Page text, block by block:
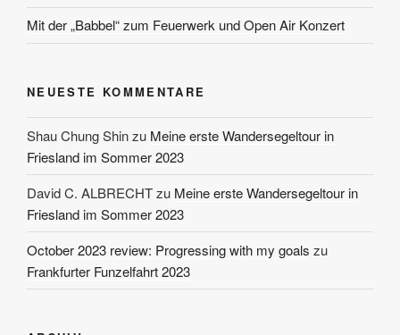
Mit der „Babbel“ zum Feuerwerk und Open Air Konzert
NEUESTE KOMMENTARE
Shau Chung Shinzu Meine erste Wandersegeltour in
Friesland im Sommer 2023
David C. ALBRECHTzu Meine erste Wandersegeltour in
Friesland im Sommer 2023
October 2023 review: Progressing with my goals zu
Frankfurter Funzelfahrt 2023